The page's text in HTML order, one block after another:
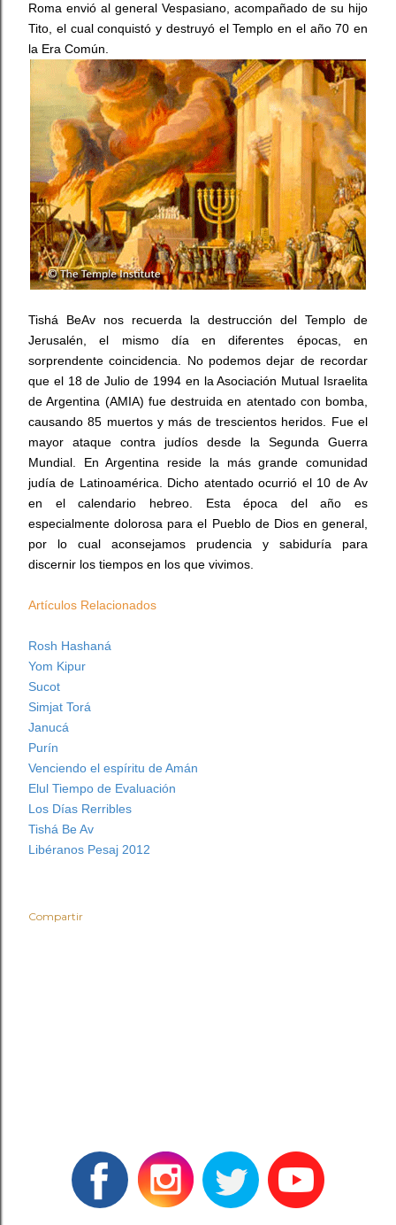
Roma envió al general Vespasiano, acompañado de su hijo
Tito, el cual conquistó y destruyó el Templo en el año 70 en
la Era Común.
Tishá BeAv nos recuerda la destrucción del Templo de
Jerusalén, el mismo día en diferentes épocas, en
sorprendente coincidencia. No podemos dejar de recordar
que el 18 de Julio de 1994 en la Asociación Mutual Israelita
de Argentina (AMIA) fue destruida en atentado con bomba,
causando 85 muertos y más de trescientos heridos. Fue el
mayor ataque contra judíos desde la Segunda Guerra
Mundial. En Argentina reside la más grande comunidad
judía de Latinoamérica. Dicho atentado ocurrió el 10 de Av
en el calendario hebreo. Esta época del año es
especialmente dolorosa para el Pueblo de Dios en general,
por lo cual aconsejamos prudencia y sabiduría para
discernir los tiempos en los que vivimos.
Artículos Relacionados
Rosh Hashaná
Yom Kipur
Sucot
Simjat Torá
Janucá
Purín
Venciendo el espíritu de Amán
Elul Tiempo de Evaluación
Los Días Rerribles
Tishá Be Av
Libéranos Pesaj 2012
Compartir